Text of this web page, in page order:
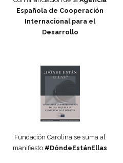
Española de Cooperación
Internacional para el
Desarrollo
Fundación Carolina se suma al
manifiesto #DóndeEstánEllas